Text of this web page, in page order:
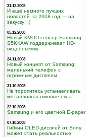
31.12.2008
И ещё немного лучших
новостей за 2008 год — на
закуску! :)
05.12.2008
Новый КМОП-сенсор Samsung
S5K4AW поддерживает HD-
видеосъёмку
24.11.2008
Новый концепт от Samsung:
маленький телефон с
огромным дисплеем
31.10.2008
Не торопитесь устанавливать
металлопластиковые окна
22.10.2008
Samsung и его цветной E-paper
07.10.2008
Гибкий OLED-дисплей от Sony
может стать реальностью